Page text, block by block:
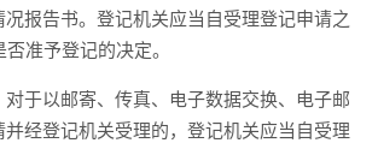
报告书。登记机关应当自受理登记申请之
准予登记的决定。
以邮寄、传真、电子数据交换、电子邮
经登记机关受理的，登记机关应当自受理